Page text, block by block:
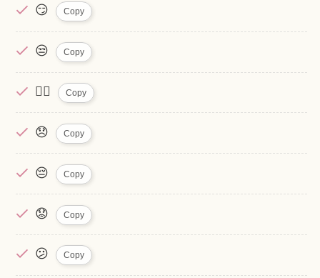
😏 Copy
😒 Copy
🙂‍↔️ Copy
😞 Copy
😔 Copy
😟 Copy
😕 Copy